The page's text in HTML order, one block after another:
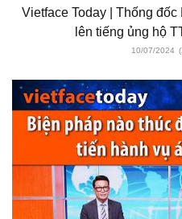
Vietface Today | Thống
lên tiếng ủng hộ
10/07/2024